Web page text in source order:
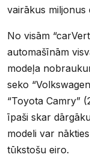
vairākus miljonus
No visām
automašīnām
modeļa
seko
“Toyota Camry”
īpaši skar
modeli var
tūkstošu eiro.